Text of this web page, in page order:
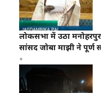
लोकसभा में उठा
सांसद जोबा माझी ने पूर्ण